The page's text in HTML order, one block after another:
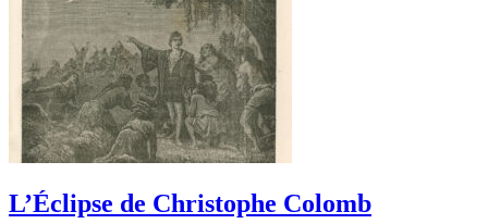
L’Éclipse de Christophe Colomb